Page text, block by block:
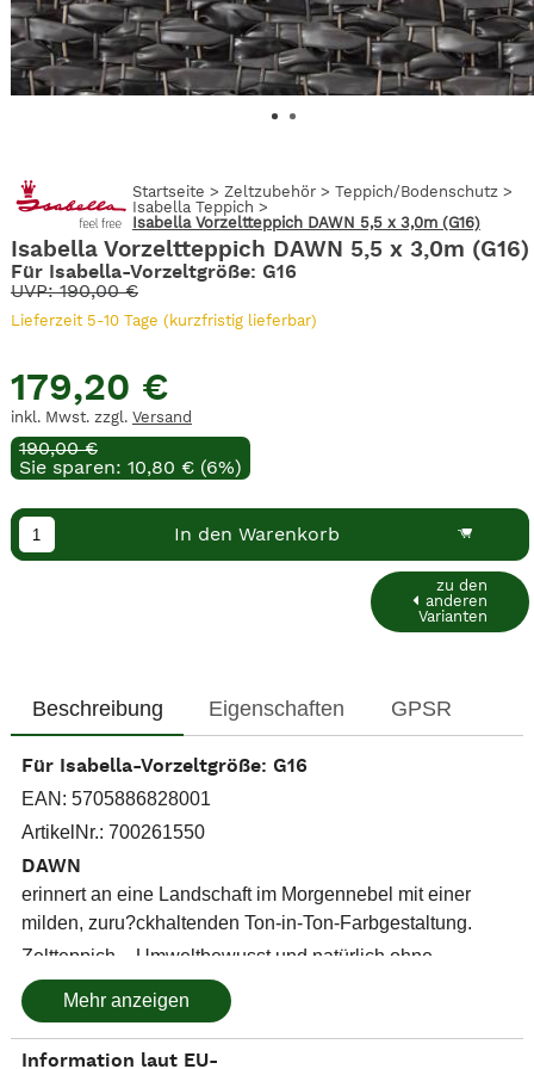
Startseite > Zeltzubehör> Teppich/Bodenschutz>
Isabella Teppich >
Isabella Vorzeltteppich DAWN 5,5 x 3,0m (G16)
Isabella Vorzeltteppich DAWN 5,5 x 3,0m (G16)
Für Isabella-Vorzeltgröße: G16
UVP: 190,00 €
Lieferzeit 5-10 Tage (kurzfristig lieferbar)
179,20 €
inkl. Mwst. zzgl. Versand
190,00 €
Sie sparen: 10,80 € (6%)
In den Warenkorb
zu den
anderen
Varianten
Beschreibung Eigenschaften GPSR
Für Isabella-Vorzeltgröße: G16
EAN: 5705886828001
ArtikelNr.: 700261550
DAWN
erinnert an eine Landschaft im Morgennebel mit einer
milden, zuru?ckhaltenden Ton-in-Ton-Farbgestaltung.
Zeltteppich – Umweltbewusst und natürlich ohne
Schadstoffe hergestellt
Zeltteppiche unterliegen leider nicht, da nur für
Freiluftanwendung gedacht, den gleichen Umwelt- und
Mehr anzeigen
Information laut EU-